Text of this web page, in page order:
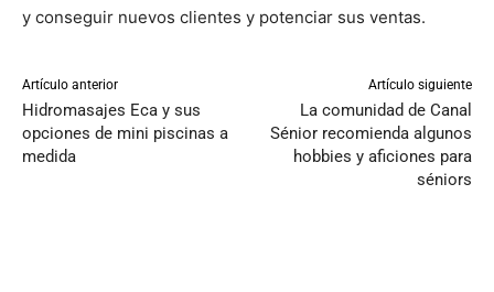
y conseguir nuevos clientes y potenciar sus ventas.
Artículo anterior
Hidromasajes Eca y sus
opciones de mini piscinas a
medida
Artículo siguiente
La comunidad de Canal
Sénior recomienda algunos
hobbies y aficiones para
séniors